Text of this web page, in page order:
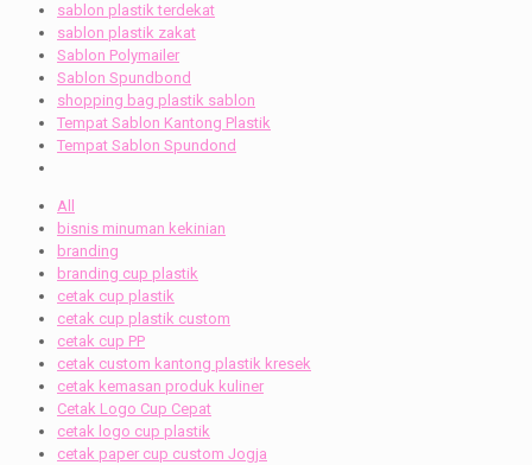
sablon plastik terdekat
sablon plastik zakat
Sablon Polymailer
Sablon Spundbond
shopping bag plastik sablon
Tempat Sablon Kantong Plastik
Tempat Sablon Spundond
All
bisnis minuman kekinian
branding
branding cup plastik
cetak cup plastik
cetak cup plastik custom
cetak cup PP
cetak custom kantong plastik kresek
cetak kemasan produk kuliner
Cetak Logo Cup Cepat
cetak logo cup plastik
cetak paper cup custom Jogja